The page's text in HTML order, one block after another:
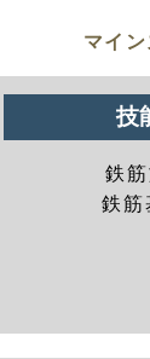
マイ
技
鉄
鉄筋